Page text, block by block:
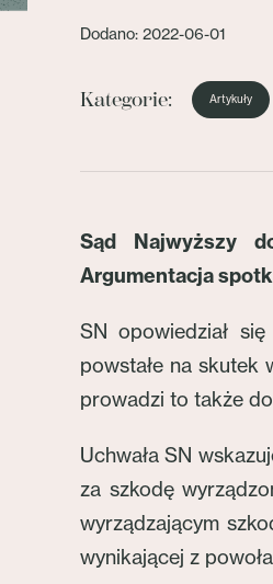
Dodano: 2022-06-01
Kategorie: Artykuły
Sąd Najwyższy
Argumentacja
SN opowiedział
powstałe na skutek
prowadzi to także
Uchwała SN
za szkodę
wyrządzającym
wynikającej z